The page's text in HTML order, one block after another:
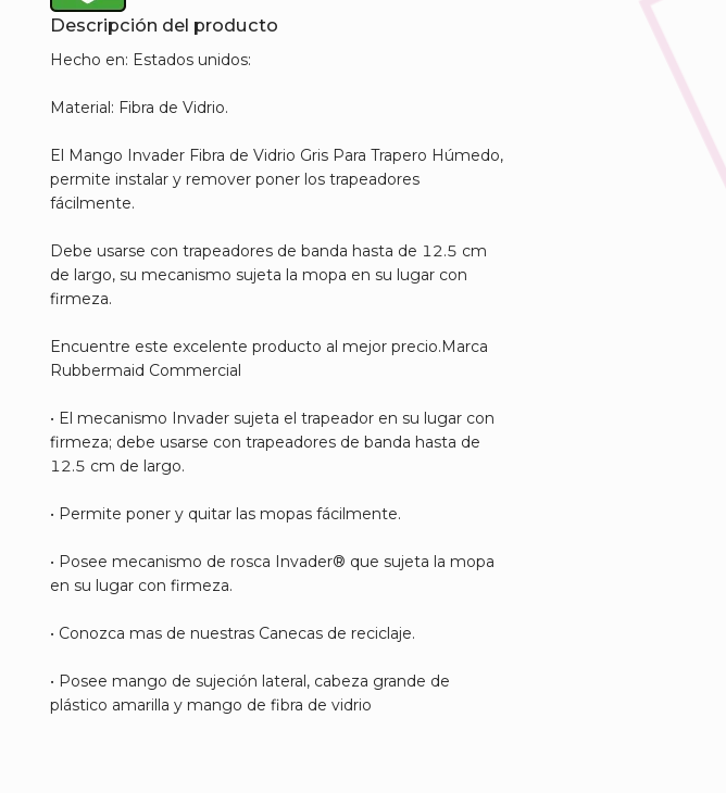
Descripción del producto
Hecho en: Estados unidos:
Material: Fibra de Vidrio.
El Mango Invader Fibra de Vidrio Gris Para Trapero Húmedo,
permite instalar y remover poner los trapeadores
fácilmente.
Debe usarse con trapeadores de banda hasta de 12.5 cm
de largo, su mecanismo sujeta la mopa en su lugar con
firmeza.
Encuentre este excelente producto al mejor precio.Marca
Rubbermaid Commercial
• El mecanismo Invader sujeta el trapeador en su lugar con
firmeza; debe usarse con trapeadores de banda hasta de
12.5 cm de largo.
• Permite poner y quitar las mopas fácilmente.
• Posee mecanismo de rosca Invader® que sujeta la mopa
en su lugar con firmeza.
• Conozca mas de nuestras Canecas de reciclaje.
• Posee mango de sujeción lateral, cabeza grande de
plástico amarilla y mango de fibra de vidrio